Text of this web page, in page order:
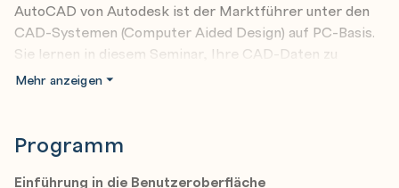
AutoCAD von Autodesk ist der Marktführer unter den
CAD-Systemen (Computer Aided Design) auf PC-Basis.
Sie lernen in diesem Seminar, Ihre CAD-Daten zu
erstellen und zu bearbeiten. Nach Kursende können Sie
anfertigen. Dabei gehen Sie professionell und
zeitsparend vor.
Gerne können Sie eigene Beispieldateien zum Seminar
Mehr anzeigen
Programm
Einführung in die Benutzeroberfläche